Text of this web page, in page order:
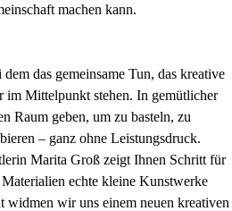
machen kann.
das gemeinsame Tun, das kreative
im Mittelpunkt stehen. In gemütlicher
Raum geben, um zu basteln, zu
– ganz ohne Leistungsdruck.
Marita Groß zeigt Ihnen Schritt für
echte kleine Kunstwerke
widmen wir uns einem neuen kreativen